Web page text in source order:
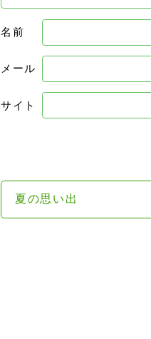
名前
メール
サイト
夏の思い出